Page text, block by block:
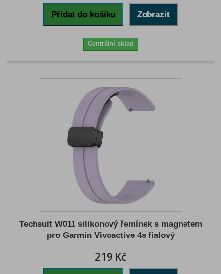
Přidat do košíku Zobrazit
Centrální sklad
Techsuit W011 silikonový řemínek s magnetem
pro Garmin Vivoactive 4s fialový
219 Kč